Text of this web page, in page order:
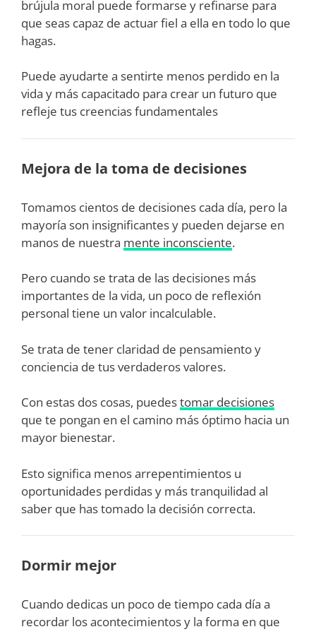
brújula moral puede formarse y refinarse para
que seas capaz de actuar fiel a ella en todo lo que
hagas.
Puede ayudarte a sentirte menos perdido en la
vida y más capacitado para crear un futuro que
refleje tus creencias fundamentales
Mejora de la toma de decisiones
Tomamos cientos de decisiones cada día, pero la
mayoría son insignificantes y pueden dejarse en
manos de nuestra mente inconsciente.
Pero cuando se trata de las decisiones más
importantes de la vida, un poco de reflexión
personal tiene un valor incalculable.
Se trata de tener claridad de pensamiento y
conciencia de tus verdaderos valores.
Con estas dos cosas, puedestomar decisiones
que te pongan en el camino más óptimo hacia un
mayor bienestar.
Esto significa menos arrepentimientos u
oportunidades perdidas y más tranquilidad al
saber que has tomado la decisión correcta.
Dormir mejor
Cuando dedicas un poco de tiempo cada día a
recordar los acontecimientos y la forma en que